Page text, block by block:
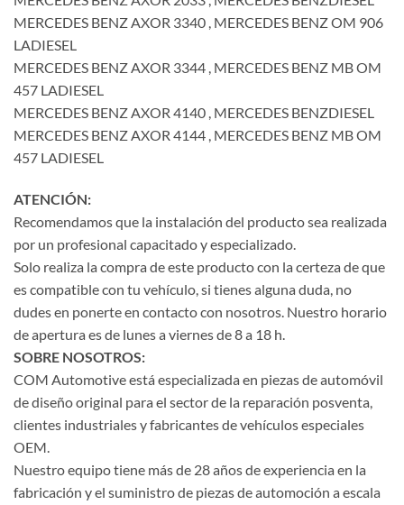
MERCEDES BENZ AXOR 3340 , MERCEDES BENZ OM 906
LADIESEL
MERCEDES BENZ AXOR 3344 , MERCEDES BENZ MB OM
457 LADIESEL
MERCEDES BENZ AXOR 4140 , MERCEDES BENZDIESEL
MERCEDES BENZ AXOR 4144 , MERCEDES BENZ MB OM
457 LADIESEL
ATENCIÓN:
Recomendamos que la instalación del producto sea realizada
por un profesional capacitado y especializado.
Solo realiza la compra de este producto con la certeza de que
es compatible con tu vehículo, si tienes alguna duda, no
dudes en ponerte en contacto con nosotros. Nuestro horario
de apertura es de lunes a viernes de 8 a 18 h.
SOBRE NOSOTROS:
COM Automotive está especializada en piezas de automóvil
de diseño original para el sector de la reparación posventa,
clientes industriales y fabricantes de vehículos especiales
OEM.
Nuestro equipo tiene más de 28 años de experiencia en la
fabricación y el suministro de piezas de automoción a escala